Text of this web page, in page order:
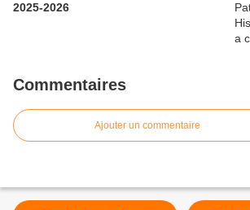
2025-2026
Commentaires
Ajouter un commentaire